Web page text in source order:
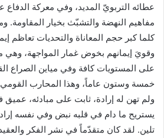
عطائه التربويّ المديد، وفي معركة الدفاع
مفاهيم النهضة والتشبّث بخيار المقاومة.
كلما كبر حجم المعاناة والتحديات تعاظم
وقويَ إيمانهم بخوض غمار المواجهة،
على المستويات كافة وفي مياين الصراع
خمسة وستون عاماً، وهذا المحارب
ولم تهن له إرادة، ثابت على مبادئه، عميق
يستريح ما دام في قلبه نبض وفي نفسه
تلين. لقد كان متقدّماً في نشر الفكر